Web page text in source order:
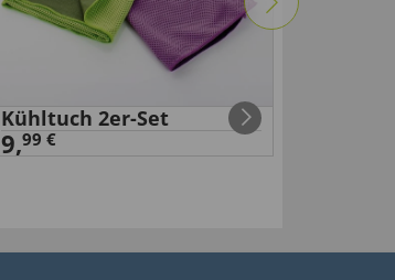
Kühltuch 2er-Set
9,99 €